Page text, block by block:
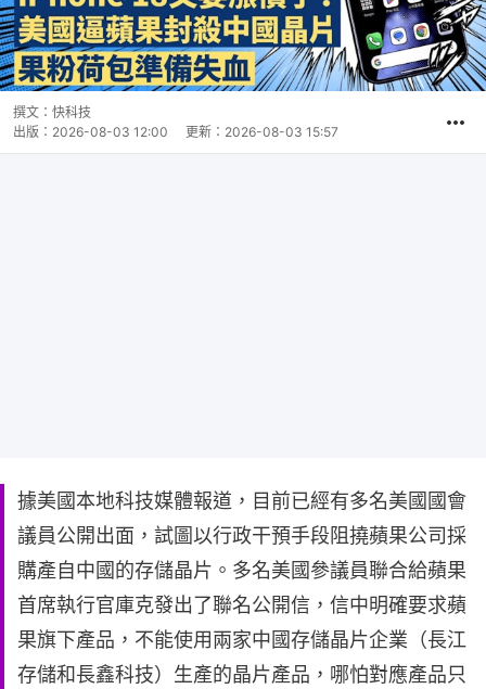
撰文： 快科技
出版： 2026-08-03 12:00 更新： 2026-08-03 15:57
據美國本地科技媒體報道，目前已經有多名美國國會
議員公開出面，試圖以行政干預手段阻撓蘋果公司採
購產自中國的存儲晶片。多名美國參議員聯合給蘋果
首席執行官庫克發出了聯名公開信，信中明確要求蘋
果旗下產品，不能使用兩家中國存儲晶片企業（長江
存儲和長鑫科技）生產的晶片產品，哪怕對應產品只